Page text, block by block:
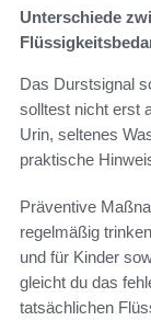
Unterschiede
Das Durstsignal
solltest nicht erst
Urin, seltenes
praktische
Präventive
regelmäßig
und für Kinder
gleicht du das
tatsächlichen